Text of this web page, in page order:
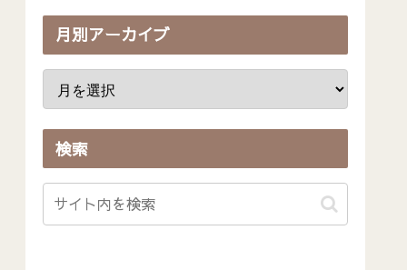
月別アーカイブ
検索